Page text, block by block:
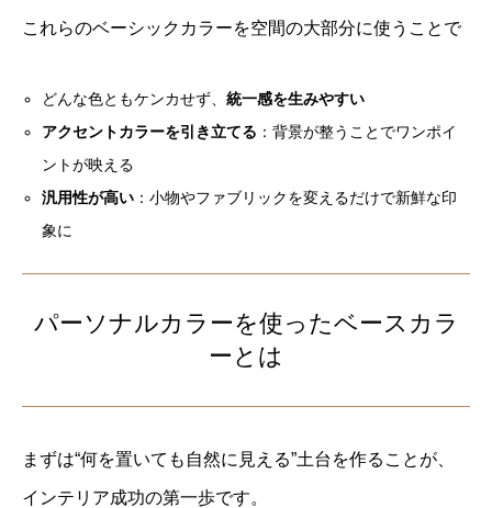
これらのベーシックカラーを空間の大部分に使うことで
どんな色ともケンカせず、統一感を生みやすい
アクセントカラーを引き立てる ：背景が整うことでワンポイ
ントが映える
汎用性が高い ：小物やファブリックを変えるだけで新鮮な印
象に
パーソナルカラーを使ったベースカラ
ーとは
まずは“何を置いても自然に見える”土台を作ることが、
インテリア成功の第一歩です。